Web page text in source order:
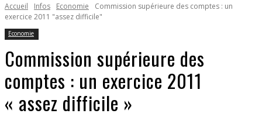
Accueil Infos Economie
Commission supérieure des comptes : un
exercice 2011 "assez difficile"
Economie
Commission supérieure des
comptes : un exercice 2011
« assez difficile »